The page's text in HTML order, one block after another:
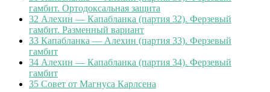
гамбит. Ортодоксальная защита
32 Алехин — Капабланка (партия 32). Ферзевый
гамбит. Разменный вариант
33 Капабланка — Алехин (партия 33). Ферзевый
гамбит
34 Алехин — Капабланка (партия 34). Ферзевый
гамбит
35 Совет от Магнуса Карлсена